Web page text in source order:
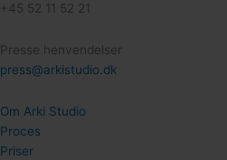
+45 52 11 52 21
Presse henvendelser
press@arkistudio.dk
Om Arki Studio
Proces
Priser